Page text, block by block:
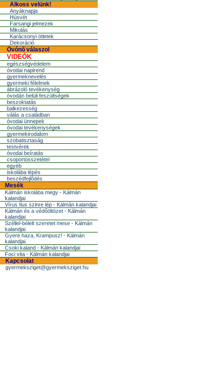
Alkoss velünk!
Anyáknapja
Húsvét
Farsangi jelmezek
Mikulás
Karácsonyi ötletek
Dekoráció
Óvónõ válaszol
VIDEÓK
egészségvédelem
óvodai napirend
gyermeknevelés
gyermeki félelmek
ábrázoló tevékenység
óvodán belüli feszültségek
beszoktatás
balkezesség
válás a családban
óvodai ünnepek
óvodai tevékenységek
gyermekirodalom
szobatisztaság
testvérek
óvodai beíratás
csoportösszetétel
egyéb
iskolába lépés
beszédfejlõdés
Mesék
Kálmán iskolába megy - Kálmán
kalandjai
Vírus Ilus szinre lép - Kálmán kalandjai
Kálmán és a védőöltözet - Kálmán
kalandjai
Széllel-bélelt szeretet mese - Kálmán
kalandjai
Gyere haza, Krampusz! - Kálmán
kalandjai
Csoki kaland - Kálmán kalandjai
Foci vita - Kálmán kalandjai
Kapcsolat
gyermeksziget@gyermeksziget.hu